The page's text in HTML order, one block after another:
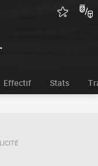
Effectif Stats